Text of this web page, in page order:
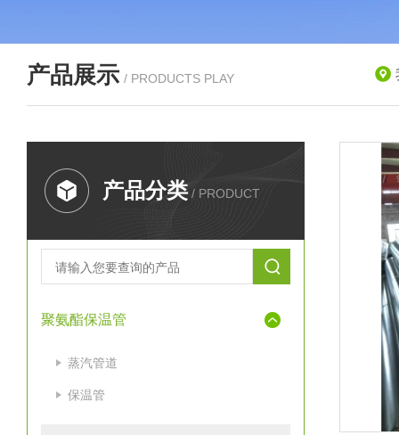
产品展示 / PRODUCTS PLAY
产品分类 / PRODUCT
聚氨酯保温管
蒸汽管道
保温管